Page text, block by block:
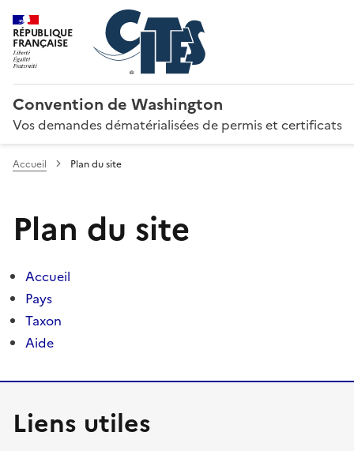
RÉPUBLIQUE
FRANÇAISE
Convention de Washington
Vos demandes dématérialisées de permis et certificats
Accueil Plan du site
Plan du site
Accueil
Pays
Taxon
Aide
Liens utiles